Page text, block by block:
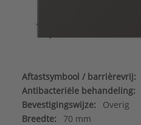
Aftastsymbool / barrièrevrij:
Antibacteriële behandeling:
Bevestigingswijze:
Overig
Breedte:
70 mm